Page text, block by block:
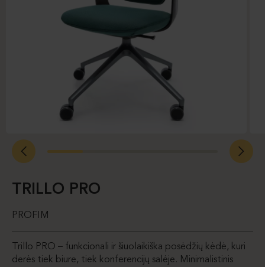
TRILLO PRO
PROFIM
Trillo PRO – funkcionali ir šiuolaikiška posėdžių kėdė, kuri
derės tiek biure, tiek konferencijų salėje. Minimalistinis